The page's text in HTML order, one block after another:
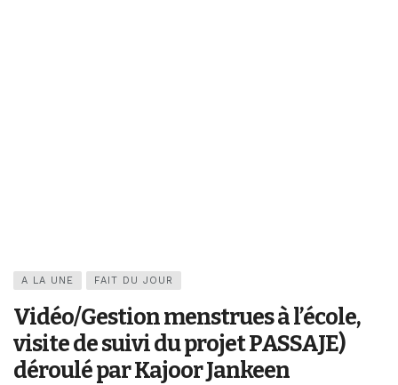
A LA UNE FAIT DU JOUR
Vidéo/Gestion menstrues à l’école,
visite de suivi du projet PASSAJE)
déroulé par Kajoor Jankeen